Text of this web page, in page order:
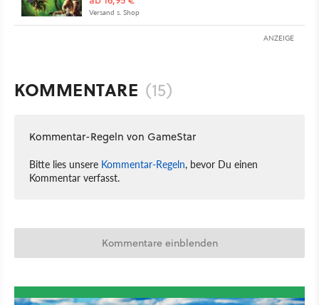
Versand s. Shop
ANZEIGE
KOMMENTARE (15)
Kommentar-Regeln von GameStar
Bitte lies unsere Kommentar-Regeln, bevor Du einen
Kommentar verfasst.
Kommentare einblenden